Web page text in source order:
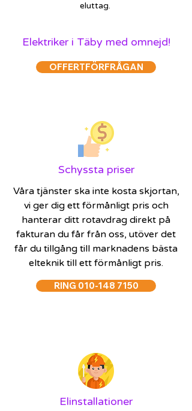
eluttag.
Elektriker i Täby med omnejd!
OFFERTFÖRFRÅGAN
Schyssta priser
Våra tjänster ska inte kosta skjortan,
vi ger dig ett förmånligt pris och
hanterar ditt rotavdrag direkt på
fakturan du får från oss, utöver det
får du tillgång till marknadens bästa
elteknik till ett förmånligt pris.
RING 010-148 7150
Elinstallationer